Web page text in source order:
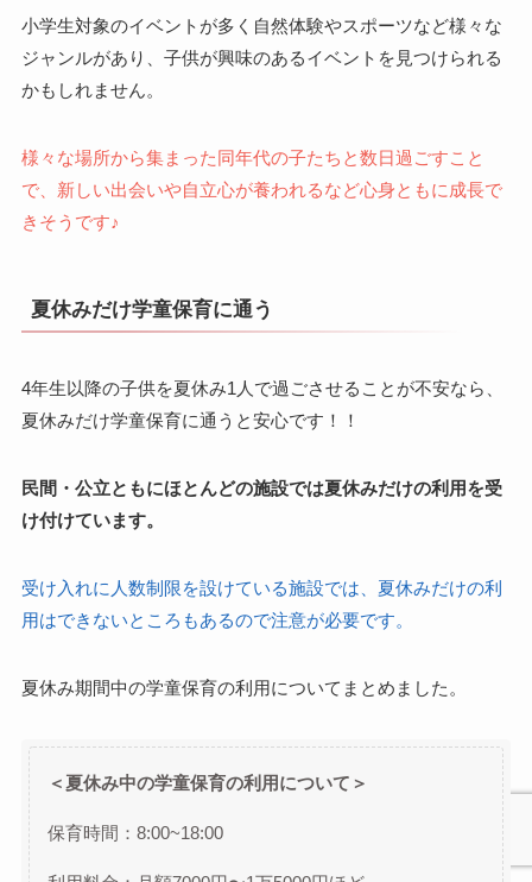
小学生対象のイベントが多く自然体験やスポーツなど様々な
ジャンルがあり、子供が興味のあるイベントを見つけられる
かもしれません。
様々な場所から集まった同年代の子たちと数日過ごすこと
で、新しい出会いや自立心が養われるなど心身ともに成長で
きそうです♪
夏休みだけ学童保育に通う
4年生以降の子供を夏休み1人で過ごさせることが不安なら、
夏休みだけ学童保育に通うと安心です！！
民間・公立ともにほとんどの施設では夏休みだけの利用を受
け付けています。
受け入れに人数制限を設けている施設では、夏休みだけの利
用はできないところもあるので注意が必要です。
夏休み期間中の学童保育の利用についてまとめました。
＜夏休み中の学童保育の利用について＞
保育時間：8:00~18:00